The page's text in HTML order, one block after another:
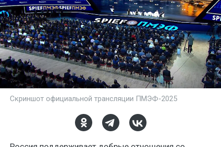
Скриншот официальной трансляции ПМЭФ-2025